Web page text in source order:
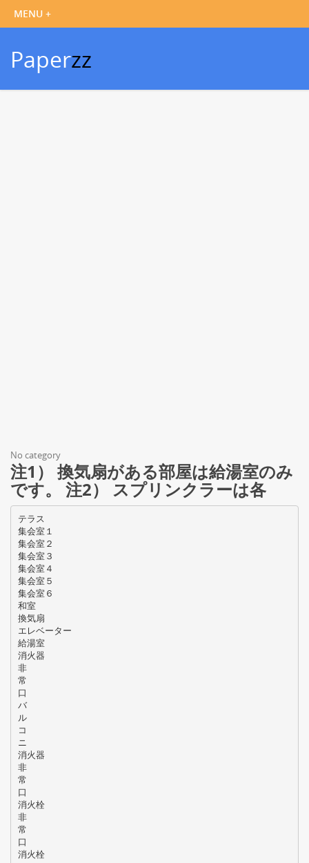
Paperzz
No category
注1） 換気扇がある部屋は給湯室のみ
です。 注2） スプリンクラーは各
テラス
集会室１
集会室２
集会室３
集会室４
集会室５
集会室６
和室
換気扇
エレベーター
給湯室
消火器
非
常
口
バ
ル
コ
ニ
消火器
非
常
口
消火栓
非
常
口
消火栓